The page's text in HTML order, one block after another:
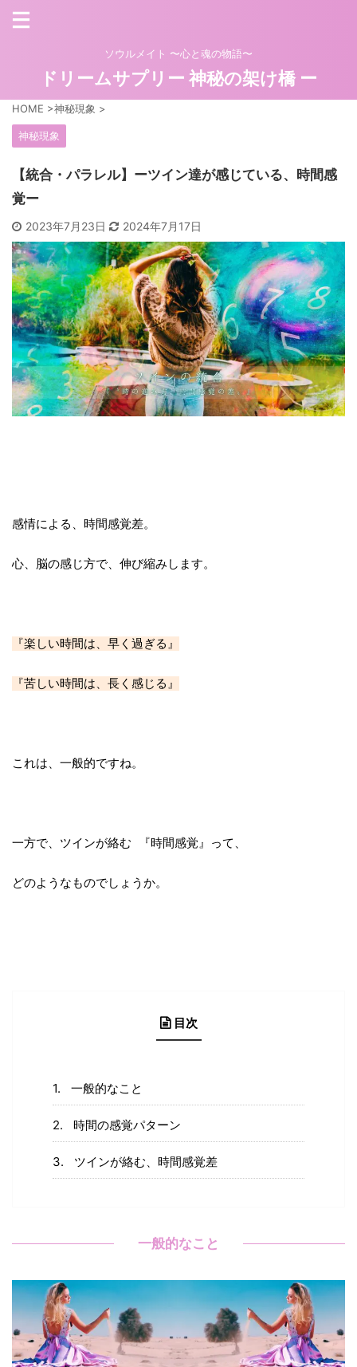
ソウルメイト 〜心と魂の物語〜
ドリームサプリー 神秘の架け橋 ー
HOME >神秘現象 >
神秘現象
【統合・パラレル】ーツイン達が感じている、時間感
覚ー
2023年7月23日 2024年7月17日
感情による、時間感覚差。
心、脳の感じ方で、伸び縮みします。
『楽しい時間は、早く過ぎる』
『苦しい時間は、長く感じる』
これは、一般的ですね。
一方で、ツインが絡む 『時間感覚』って、
どのようなものでしょうか。
目次
一般的なこと
時間の感覚パターン
ツインが絡む、時間感覚差
一般的なこと